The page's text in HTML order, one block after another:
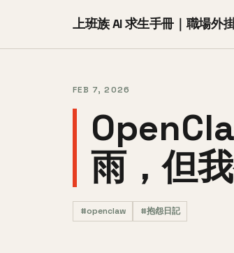
上班族 AI 求生手冊｜職場外
FEB 7, 2026
雨，但
#openclaw #抱怨日記